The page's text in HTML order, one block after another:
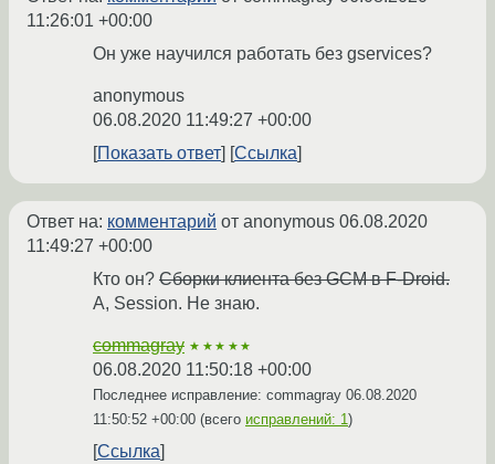
11:26:01 +00:00
Он уже научился работать без gservices?
anonymous
06.08.2020 11:49:27 +00:00
Показать ответ
Ссылка
Ответ на: комментарий от anonymous 06.08.2020
11:49:27 +00:00
Кто он? Сборки клиента без GCM в F-Droid.
А, Session. Не знаю.
commagray ★★★★★
06.08.2020 11:50:18 +00:00
Последнее исправление: commagray 06.08.2020
11:50:52 +00:00 (всего исправлений: 1)
Ссылка